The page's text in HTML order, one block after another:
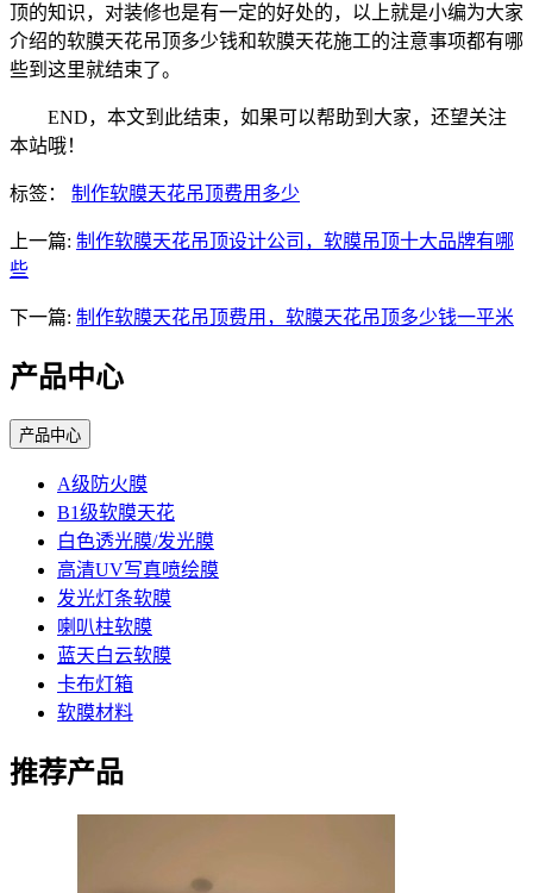
顶的知识，对装修也是有一定的好处的，以上就是小编为大家
介绍的软膜天花吊顶多少钱和软膜天花施工的注意事项都有哪
些到这里就结束了。
END，本文到此结束，如果可以帮助到大家，还望关注
本站哦！
标签： 制作软膜天花吊顶费用多少
上一篇: 制作软膜天花吊顶设计公司，软膜吊顶十大品牌有哪
些
下一篇: 制作软膜天花吊顶费用，软膜天花吊顶多少钱一平米
产品中心
产品中心
A级防火膜
B1级软膜天花
白色透光膜/发光膜
高清UV写真喷绘膜
发光灯条软膜
喇叭柱软膜
蓝天白云软膜
卡布灯箱
软膜材料
推荐产品